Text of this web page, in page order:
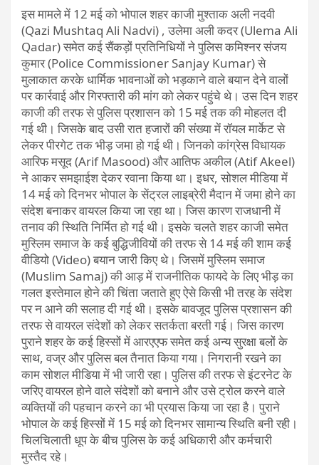
इस मामले में 12 मई को भोपाल शहर काजी मुश्ताक अली नदवी
(Qazi Mushtaq Ali Nadvi) , उलेमा अली कदर (Ulema Ali
Qadar) समेत कई सैंकड़ों प्रतिनिधियों ने पुलिस कमिश्नर संजय
कुमार (Police Commissioner Sanjay Kumar) से
मुलाकात करके धार्मिक भावनाओं को भड़काने वाले बयान देने वालों
पर कार्रवाई और गिरफ्तारी की मांग को लेकर पहुंचे थे। उस दिन शहर
काजी की तरफ से पुलिस प्रशासन को 15 मई तक की मोहलत दी
गई थी। जिसके बाद उसी रात हजारों की संख्या में रॉयल मार्केट से
लेकर पीरगेट तक भीड़ जमा हो गई थी। जिनको कांग्रेस विधायक
आरिफ मसूद (Arif Masood) और आतिफ अकील (Atif Akeel)
ने आकर समझाईश देकर रवाना किया था। इधर, सोशल मीडिया में
14 मई को दिनभर भोपाल के सेंट्रल लाइब्रेरी मैदान में जमा होने का
संदेश बनाकर वायरल किया जा रहा था। जिस कारण राजधानी में
तनाव की स्थिति निर्मित हो गई थी। इसके चलते शहर काजी समेत
मुस्लिम समाज के कई बुद्धिजीवियों की तरफ से 14 मई की शाम कई
वीडियो (Video) बयान जारी किए थे। जिसमें मुस्लिम समाज
(Muslim Samaj) की आड़ में राजनीतिक फायदे के लिए भीड़ का
गलत इस्तेमाल होने की चिंता जताते हुए ऐसे किसी भी तरह के संदेश
पर न आने की सलाह दी गई थी। इसके बावजूद पुलिस प्रशासन की
तरफ से वायरल संदेशों को लेकर सतर्कता बरती गई। जिस कारण
पुराने शहर के कई हिस्सों में आरएएफ समेत कई अन्य सुरक्षा बलों के
साथ, वज्र और पुलिस बल तैनात किया गया। निगरानी रखने का
काम सोशल मीडिया में भी जारी रहा। पुलिस की तरफ से इंटरनेट के
जरिए वायरल होने वाले संदेशों को बनाने और उसे ट्रोल करने वाले
व्यक्तियों की पहचान करने का भी प्रयास किया जा रहा है। पुराने
भोपाल के कई हिस्सों में 15 मई को दिनभर सामान्य स्थिति बनी रही।
चिलचिलाती धूप के बीच पुलिस के कई अधिकारी और कर्मचारी
मुस्तैद रहे।